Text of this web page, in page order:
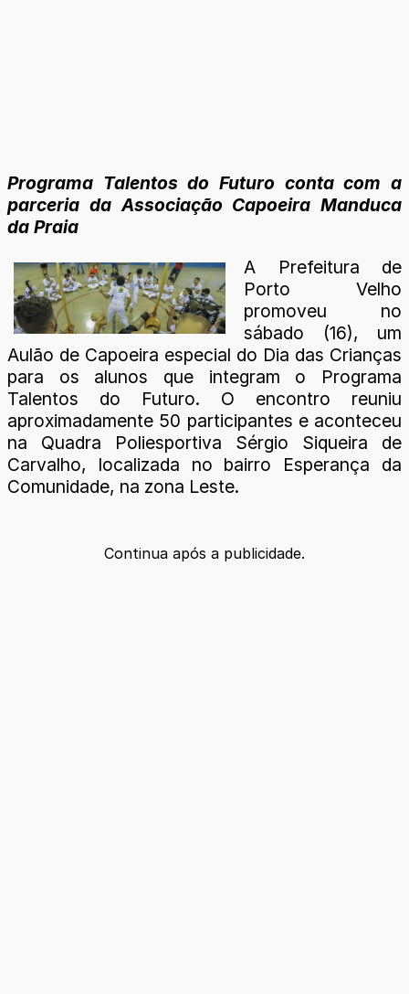
Programa Talentos do Futuro conta com a
parceria da Associação Capoeira Manduca
da Praia
A Prefeitura de
Porto Velho
promoveu no
sábado (16), um
Aulão de Capoeira especial do Dia das Crianças
para os alunos que integram o Programa
Talentos do Futuro. O encontro reuniu
aproximadamente 50 participantes e aconteceu
na Quadra Poliesportiva Sérgio Siqueira de
Carvalho, localizada no bairro Esperança da
Comunidade, na zona Leste.
Continua após a publicidade.